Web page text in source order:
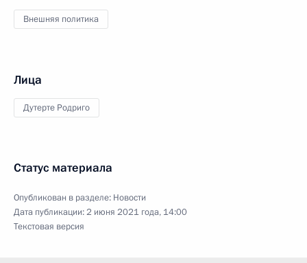
Внешняя политика
Лица
Дутерте Родриго
Статус материала
Опубликован в разделе: Новости
Дата публикации:2 июня 2021 года, 14:00
Текстовая версия